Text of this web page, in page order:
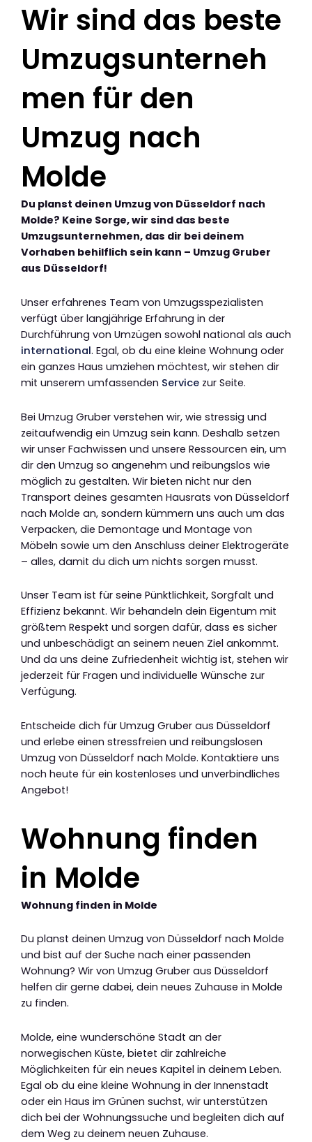
Wir sind das beste
Umzugsunterneh
men für den
Umzug nach
Molde
Du planst deinen Umzug von Düsseldorf nach
Molde? Keine Sorge, wir sind das beste
Umzugsunternehmen, das dir bei deinem
Vorhaben behilflich sein kann – Umzug Gruber
aus Düsseldorf!
Unser erfahrenes Team von Umzugsspezialisten
verfügt über langjährige Erfahrung in der
Durchführung von Umzügen sowohl national als auch
international. Egal, ob du eine kleine Wohnung oder
ein ganzes Haus umziehen möchtest, wir stehen dir
mit unserem umfassenden Service zur Seite.
Bei Umzug Gruber verstehen wir, wie stressig und
zeitaufwendig ein Umzug sein kann. Deshalb setzen
wir unser Fachwissen und unsere Ressourcen ein, um
dir den Umzug so angenehm und reibungslos wie
möglich zu gestalten. Wir bieten nicht nur den
Transport deines gesamten Hausrats von Düsseldorf
nach Molde an, sondern kümmern uns auch um das
Verpacken, die Demontage und Montage von
Möbeln sowie um den Anschluss deiner Elektrogeräte
– alles, damit du dich um nichts sorgen musst.
Unser Team ist für seine Pünktlichkeit, Sorgfalt und
Effizienz bekannt. Wir behandeln dein Eigentum mit
größtem Respekt und sorgen dafür, dass es sicher
und unbeschädigt an seinem neuen Ziel ankommt.
Und da uns deine Zufriedenheit wichtig ist, stehen wir
jederzeit für Fragen und individuelle Wünsche zur
Verfügung.
Entscheide dich für Umzug Gruber aus Düsseldorf
und erlebe einen stressfreien und reibungslosen
Umzug von Düsseldorf nach Molde. Kontaktiere uns
noch heute für ein kostenloses und unverbindliches
Angebot!
Wohnung finden
in Molde
Wohnung finden in Molde
Du planst deinen Umzug von Düsseldorf nach Molde
und bist auf der Suche nach einer passenden
Wohnung? Wir von Umzug Gruber aus Düsseldorf
helfen dir gerne dabei, dein neues Zuhause in Molde
zu finden.
Molde, eine wunderschöne Stadt an der
norwegischen Küste, bietet dir zahlreiche
Möglichkeiten für ein neues Kapitel in deinem Leben.
Egal ob du eine kleine Wohnung in der Innenstadt
oder ein Haus im Grünen suchst, wir unterstützen
dich bei der Wohnungssuche und begleiten dich auf
dem Weg zu deinem neuen Zuhause.